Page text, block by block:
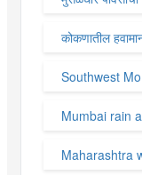
कोकणातील
Southwest
Mumbai rain
Maharashtra